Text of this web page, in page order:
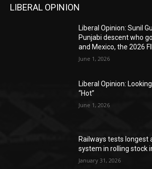
LIBERAL OPINION
Liberal Opinion: Sunil
Punjabi descent who
and Mexico, the 2026
June 1, 2026
Liberal Opinion:
“Hot”
June 1, 2026
Railways tests longest
system in rolling stock
January 31, 2026